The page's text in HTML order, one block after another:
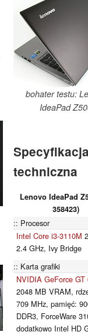
bohater testu:
IdeaPad
Specyfikacja
techniczna
Lenovo IdeaPad
358423)
Procesor
Intel Core i3-3110M
2.4 GHz, Ivy Bridge
Karta grafiki
NVIDIA GeForce GT
2048 MB VRAM,
709 MHz, pamięć:
DDR3, ForceWare
dodatkowo Intel HD